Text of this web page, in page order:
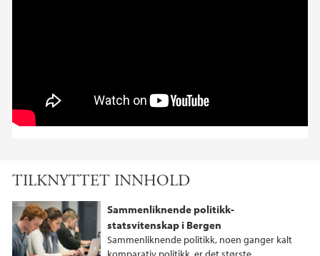
TILKNYTTET INNHOLD
Sammenliknende politikk-
statsvitenskap i Bergen
Sammenliknende politikk, noen ganger kalt